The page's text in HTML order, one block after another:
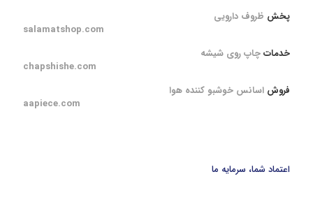
پخش ظروف دارویی
salamatshop.com
خدماتچاپ روی شیشه
chapshishe.com
فروش اسانس خوشبو کننده هوا
aapiece.com
اعتماد شما، سرمایه ما